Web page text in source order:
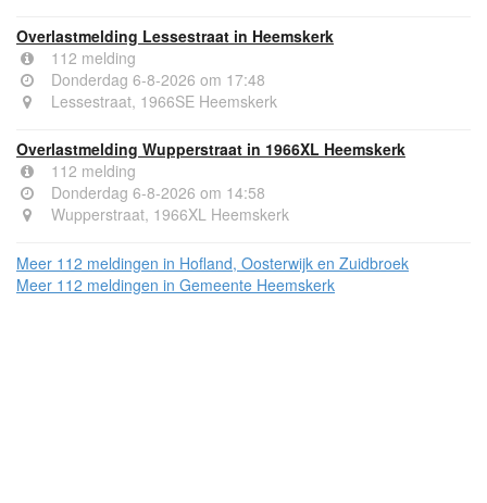
Overlastmelding Lessestraat in Heemskerk
112 melding
Donderdag 6-8-2026 om 17:48
Lessestraat, 1966SE Heemskerk
Overlastmelding Wupperstraat in 1966XL Heemskerk
112 melding
Donderdag 6-8-2026 om 14:58
Wupperstraat, 1966XL Heemskerk
Meer 112 meldingen in Hofland, Oosterwijk en Zuidbroek
Meer 112 meldingen in Gemeente Heemskerk